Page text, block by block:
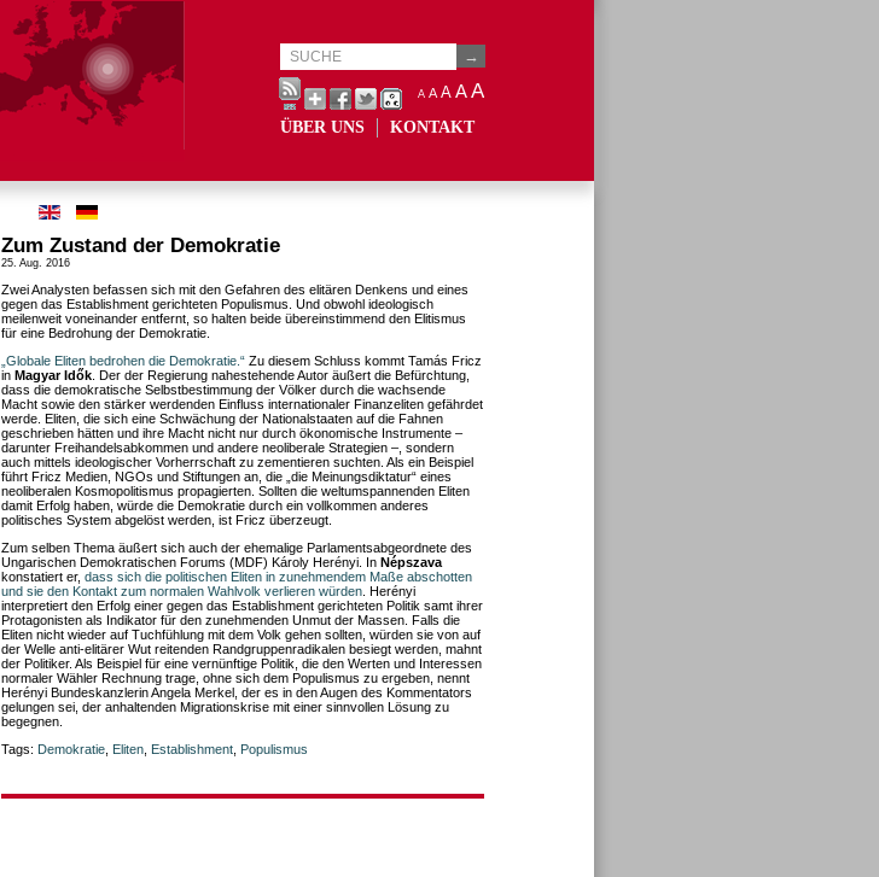
A A A AA
ÜBER UNS KONTAKT
Zum Zustand der Demokratie
25. Aug. 2016
Zwei Analysten befassen sich mit den Gefahren des elitären Denkens und eines
gegen das Establishment gerichteten Populismus. Und obwohl ideologisch
meilenweit voneinander entfernt, so halten beide übereinstimmend den Elitismus
für eine Bedrohung der Demokratie.
„Globale Eliten bedrohen die Demokratie.“ Zu diesem Schluss kommt Tamás Fricz
in Magyar Idők . Der der Regierung nahestehende Autor äußert die Befürchtung,
dass die demokratische Selbstbestimmung der Völker durch die wachsende
Macht sowie den stärker werdenden Einfluss internationaler Finanzeliten gefährdet
werde. Eliten, die sich eine Schwächung der Nationalstaaten auf die Fahnen
geschrieben hätten und ihre Macht nicht nur durch ökonomische Instrumente –
darunter Freihandelsabkommen und andere neoliberale Strategien –, sondern
auch mittels ideologischer Vorherrschaft zu zementieren suchten. Als ein Beispiel
führt Fricz Medien, NGOs und Stiftungen an, die „die Meinungsdiktatur“ eines
neoliberalen Kosmopolitismus propagierten. Sollten die weltumspannenden Eliten
damit Erfolg haben, würde die Demokratie durch ein vollkommen anderes
politisches System abgelöst werden, ist Fricz überzeugt.
Zum selben Thema äußert sich auch der ehemalige Parlamentsabgeordnete des
Ungarischen Demokratischen Forums (MDF) Károly Herényi. In Népszava
konstatiert er, dass sich die politischen Eliten in zunehmendem Maße abschotten
und sie den Kontakt zum normalen Wahlvolk verlieren würden . Herényi
interpretiert den Erfolg einer gegen das Establishment gerichteten Politik samt ihrer
Protagonisten als Indikator für den zunehmenden Unmut der Massen. Falls die
Eliten nicht wieder auf Tuchfühlung mit dem Volk gehen sollten, würden sie von auf
der Welle anti-elitärer Wut reitenden Randgruppenradikalen besiegt werden, mahnt
der Politiker. Als Beispiel für eine vernünftige Politik, die den Werten und Interessen
normaler Wähler Rechnung trage, ohne sich dem Populismus zu ergeben, nennt
Herényi Bundeskanzlerin Angela Merkel, der es in den Augen des Kommentators
gelungen sei, der anhaltenden Migrationskrise mit einer sinnvollen Lösung zu
begegnen.
Tags: Demokratie Eliten Establishment Populismus